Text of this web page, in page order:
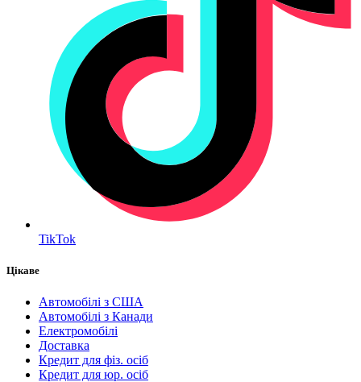
TikTok
Цікаве
Автомобілі з США
Автомобілі з Канади
Електромобілі
Доставка
Кредит для фіз. осіб
Кредит для юр. осіб